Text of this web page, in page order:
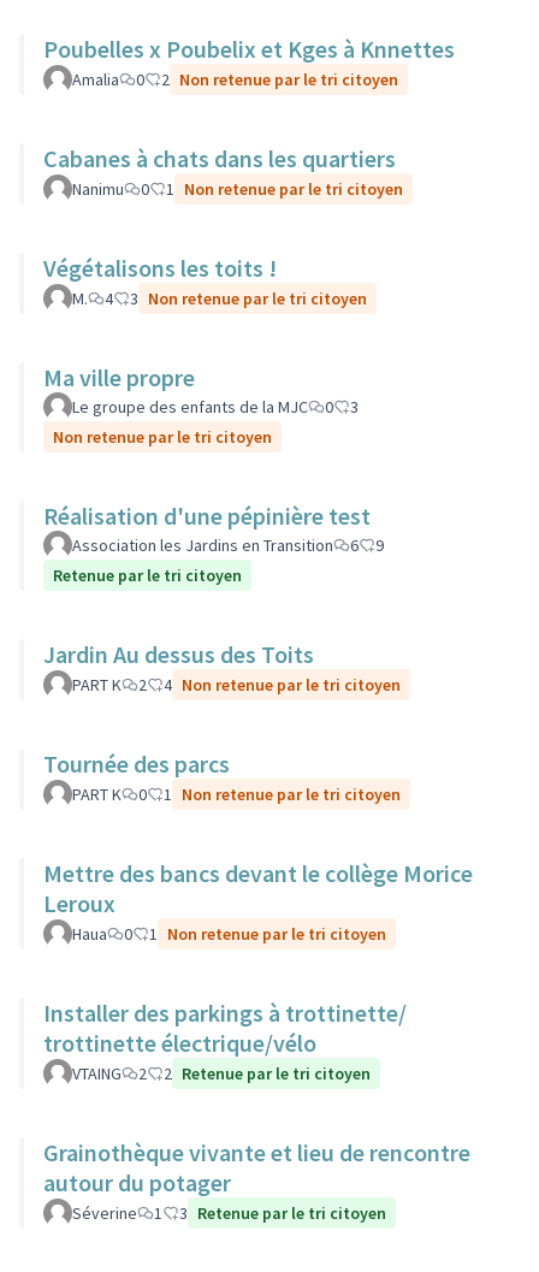
Poubelles x Poubelix et Kges à Knnettes
Amalia 0 2 Non retenue par le tri citoyen
Cabanes à chats dans les quartiers
Nanimu 0 1 Non retenue par le tri citoyen
Végétalisons les toits !
M. 4 3 Non retenue par le tri citoyen
Ma ville propre
Le groupe des enfants de la MJC 0
3
Non retenue par le tri citoyen
Réalisation d'une pépinière test
Association les Jardins en Transition 6
9
Retenue par le tri citoyen
Jardin Au dessus des Toits
PART K 2 4 Non retenue par le tri citoyen
Tournée des parcs
PART K 0 1 Non retenue par le tri citoyen
Mettre des bancs devant le collège Morice
Leroux
Haua 0 1 Non retenue par le tri citoyen
Installer des parkings à trottinette/
trottinette électrique/vélo
VTAING 2 2 Retenue par le tri citoyen
Grainothèque vivante et lieu de rencontre
autour du potager
Séverine 1 3 Retenue par le tri citoyen